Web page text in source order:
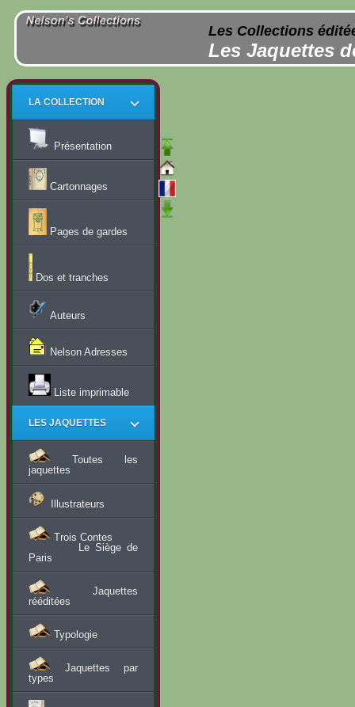
Les Collections
Les Jaquettes
LA COLLECTION
Présentation
Cartonnages
Pages de gardes
Dos et tranches
Auteurs
Nelson Adresses
Liste imprimable
LES JAQUETTES
Toutes les
jaquettes
Illustrateurs
Trois Contes
Le Siège de
Paris
Jaquettes
rééditées
Typologie
Jaquettes par
types